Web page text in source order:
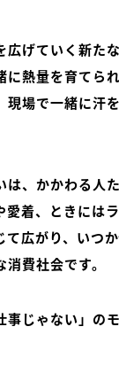
げていく新た
熱量を育てら
場で一緒に汗
、かかわる人
着、ときには
広がり、いつ
費社会です。
じゃない」の